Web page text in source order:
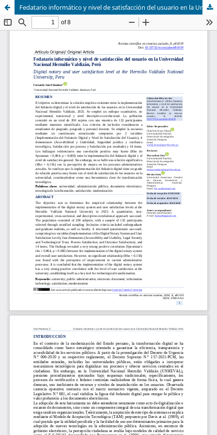
Fedatario informático y nivel de satisfacción del usuario en la Universidad Nacional Hermilio Valdizán, Perú